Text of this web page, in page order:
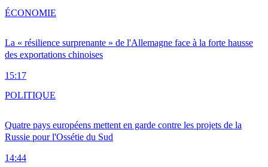
La « résilience surprenante » de l'Allemagne face à la forte hausse
des exportations chinoises
15:17
ÉCONOMIE
Quatre pays européens mettent en garde contre les projets de la
Russie pour l'Ossétie du Sud
14:44
POLITIQUE